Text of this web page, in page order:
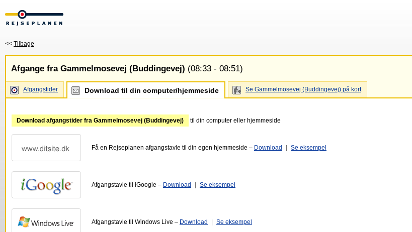
<< Tilbage
Afgange fra Gammelmosevej (Buddingevej) (08:33 - 08:51)
Afgangstider Download til din computer/hjemmeside Se Gammelmosevej (Buddingevej) på kort
Download afgangstider fra Gammelmosevej (Buddingevej) til din computer eller hjemmeside
Få en Rejseplanen afgangstavle til din egen hjemmeside – Download Se eksempel
Afgangstavle til iGoogle – Download Se eksempel
Afgangstavle til Windows Live – Download Se eksempel